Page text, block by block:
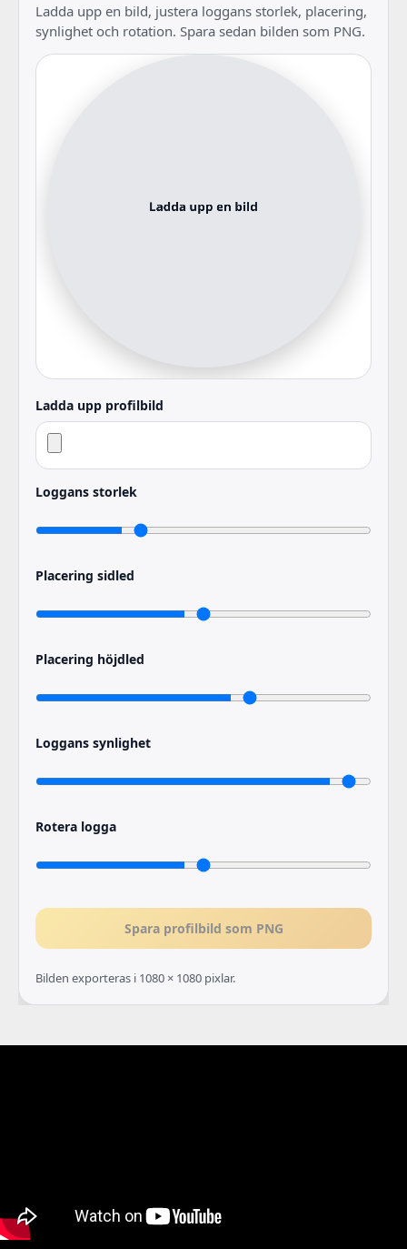
Ladda upp en bild, justera loggans storlek, placering,
synlighet och rotation. Spara sedan bilden som PNG.
Ladda upp profilbild
Loggans storlek
Placering sidled
Placering höjdled
Loggans synlighet
Rotera logga
Spara profilbild som PNG
Bilden exporteras i 1080 × 1080 pixlar.